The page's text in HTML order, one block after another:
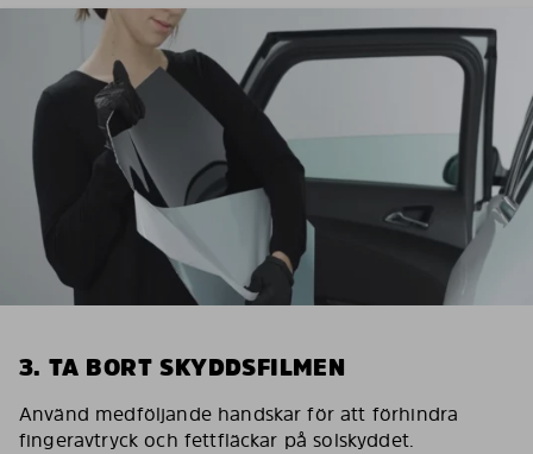
3. TA BORT SKYDDSFILMEN
Använd medföljande handskar för att förhindra
fingeravtryck och fettfläckar på solskyddet.